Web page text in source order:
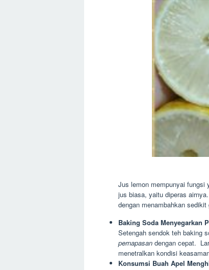
Jus lemon mempunyai fungsi
jus biasa, yaitu diperas
dengan menambahkan sedikit
Baking Soda Menyegarkan
Setengah sendok teh baking
pernapasan dengan cepat.
menetralkan kondisi
Konsumsi Buah Apel